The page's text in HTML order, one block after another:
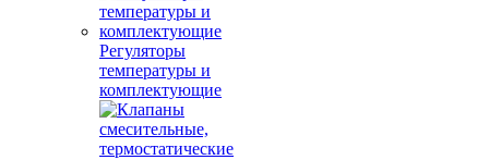
Регуляторы
температуры и
комплектующие